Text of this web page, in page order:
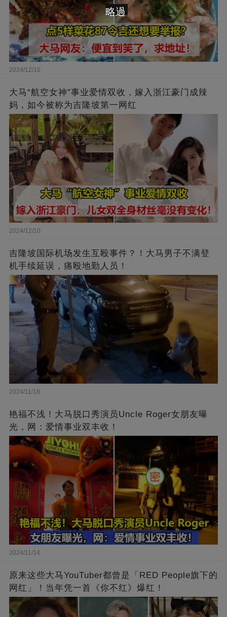
2024/12/10
大马“航空女神”事业爱情双收，嫁入浙江豪门成辣
妈，如今被称为吉隆坡第一网红
2024/12/10
吉隆坡国际机场发生互殴事件？！大马男子不满登
机手续延误，痛殴地勤人员！
2024/11/18
艳福不浅！大马脱口秀演员Uncle Roger女朋友曝
光，网：爱情事业双丰收！
2024/11/14
原来这些大马YouTuber都曾是「RED People旗下的
网红」！当年凭一首《你不红》爆红！
略過